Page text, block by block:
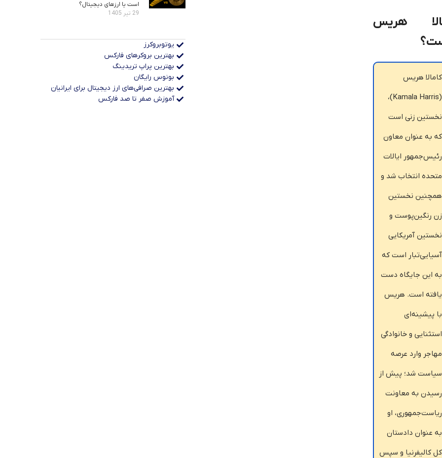
هریس
کامالا هریس
(Kamala Harris)،
نخستین زنی است
که به عنوان معاون
رئیس‌جمهور ایالات
متحده انتخاب شد و
همچنین نخستین
زن رنگین‌پوست و
نخستین آمریکایی
آسیایی‌تبار است که
به این جایگاه دست
یافته است. هریس
با پیشینه‌ای
استثنایی و خانوادگی
مهاجر وارد عرصه
سیاست شد؛ پیش از
رسیدن به معاونت
ریاست‌جمهوری، او
به عنوان دادستان
کل کالیفرنیا و سپس
است یا ارزهای دیجیتال؟
29 تیر 1405
یوتوبروکرز
بهترین بروکرهای فارکس
بهترین پراپ‌ تریدینگ
بونوس رایگان
بهترین صرافی‌های ارز دیجیتال برای ایرانیان
آموزش صفر تا صد فارکس